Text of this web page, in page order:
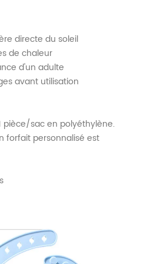
directe du soleil
de chaleur
d'un adulte
avant utilisation
pièce/sac en polyéthylène.
est